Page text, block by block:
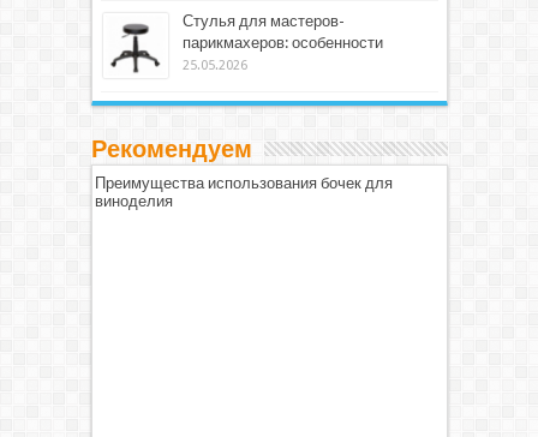
Стулья для мастеров-
парикмахеров: особенности
25.05.2026
Рекомендуем
Преимущества использования бочек для
виноделия